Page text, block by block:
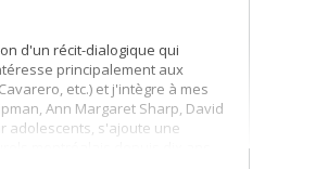
d'un récit-dialogique qui
principalement aux
etc.) et j'intègre à mes
Ann Margaret Sharp, David
adolescents, s'ajoute une